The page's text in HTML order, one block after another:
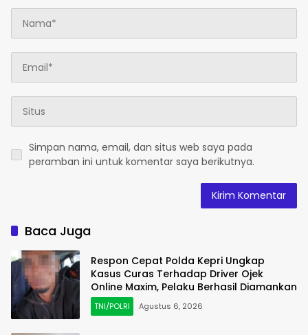
Simpan nama, email, dan situs web saya pada
peramban ini untuk komentar saya berikutnya.
Baca Juga
Respon Cepat Polda Kepri Ungkap
Kasus Curas Terhadap Driver Ojek
Online Maxim, Pelaku Berhasil Diamankan
TNI/POLRI Agustus 6, 2026